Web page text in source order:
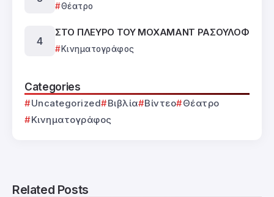
Θέατρο
ΣΤΟ ΠΛΕΥΡΟ ΤΟΥ ΜΟΧΑΜΑΝΤ ΡΑΣΟΥΛΟΦ
Κινηματογράφος
Categories
Uncategorized Βιβλία Βίντεο
Θέατρο
Κινηματογράφος
Related Posts